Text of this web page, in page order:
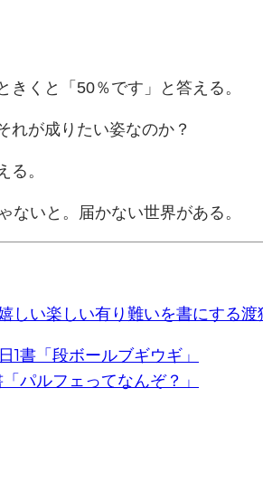
きくと「50％です」と答える。
れが成りたい姿なのか？
る。
ないと。届かない世界がある。
しい楽しい有り難いを書にする渡
1書「段ボールブギウギ」
「パルフェってなんぞ？」